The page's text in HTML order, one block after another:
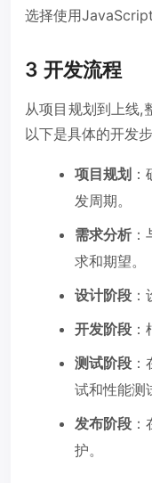
选择使用
3 开发流程
从项目规划到上线,
以下是具体的开发步
项目规划
发周期。
需求分析
求和期望。
设计阶段
开发阶段
测试阶段
试和性能测
发布阶段
护。